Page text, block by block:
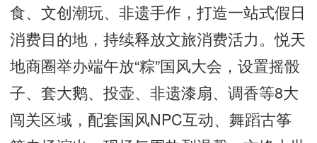
食、文创潮玩、非遗手作，打造一站式假日
消费目的地，持续释放文旅消费活力。悦天
地商圈举办端午放“粽”国风大会，设置摇骰
子、套大鹅、投壶、非遗漆扇、调香等8大
闯关区域，配套国风NPC互动、舞蹈古筝